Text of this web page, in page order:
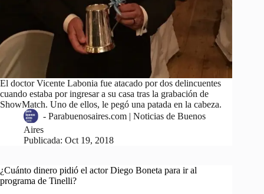
El doctor Vicente Labonia fue atacado por dos delincuentes
cuando estaba por ingresar a su casa tras la grabación de
ShowMatch. Uno de ellos, le pegó una patada en la cabeza.
- Parabuenosaires.com | Noticias de Buenos
Aires
Publicada: Oct 19, 2018
¿Cuánto dinero pidió el actor Diego Boneta para ir al
programa de Tinelli?